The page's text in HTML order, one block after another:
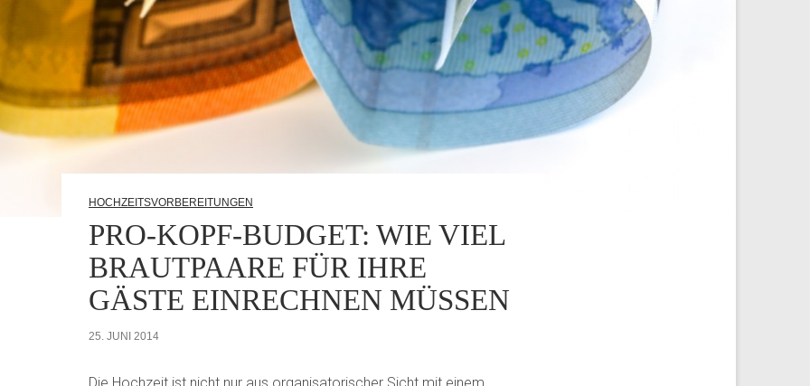
HOCHZEITSVORBEREITUNGEN
PRO-KOPF-BUDGET: WIE VIEL
BRAUTPAARE FÜR IHRE
GÄSTE EINRECHNEN MÜSSEN
25. JUNI 2014
Die Hochzeit ist nicht nur aus organisatorischer Sicht mit einem